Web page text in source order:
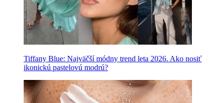
Tiffany Blue: Najväčší módny trend leta 2026. Ako nosiť
ikonickú pastelovú modrú?